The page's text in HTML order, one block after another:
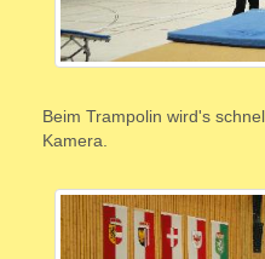
Beim Trampolin wird's
Kamera.